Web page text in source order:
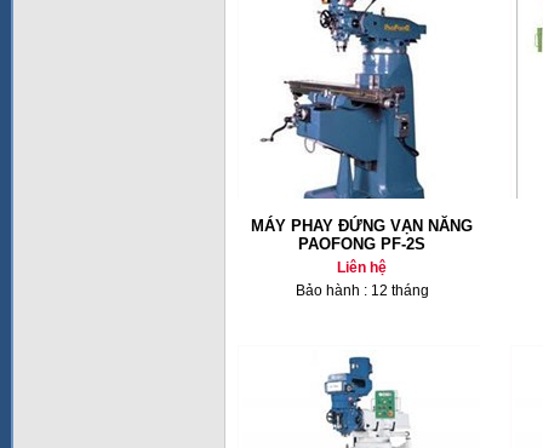
MÁY PHAY ĐỨNG VẠN NĂNG
PAOFONG PF-2S
Liên hệ
Bảo hành : 12 tháng